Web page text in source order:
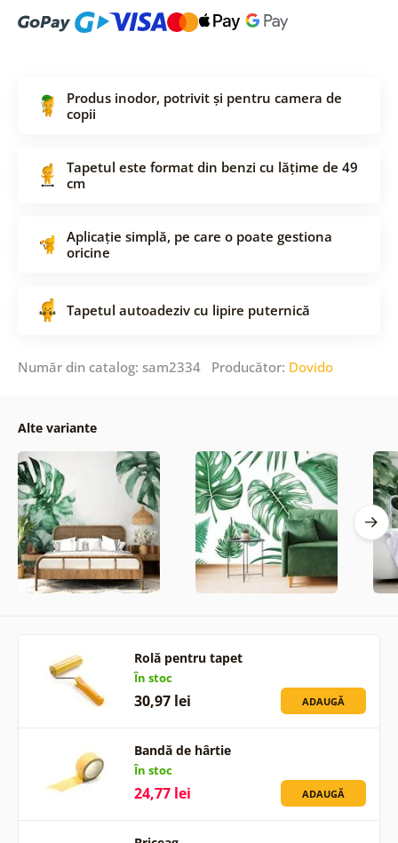
Produs inodor, potrivit și pentru camera de
copii
Tapetul este format din benzi cu lățime de 49
cm
Aplicație simplă, pe care o poate gestiona
oricine
Tapetul autoadeziv cu lipire puternică
Număr din catalog: sam2334 Producător: Dovido
Alte variante
Rolă pentru tapet
În stoc
30,97 lei ADAUGĂ
Bandă de hârtie
În stoc
24,77 lei ADAUGĂ